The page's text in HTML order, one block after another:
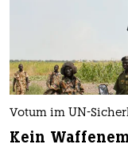
Votum im UN-
Kein